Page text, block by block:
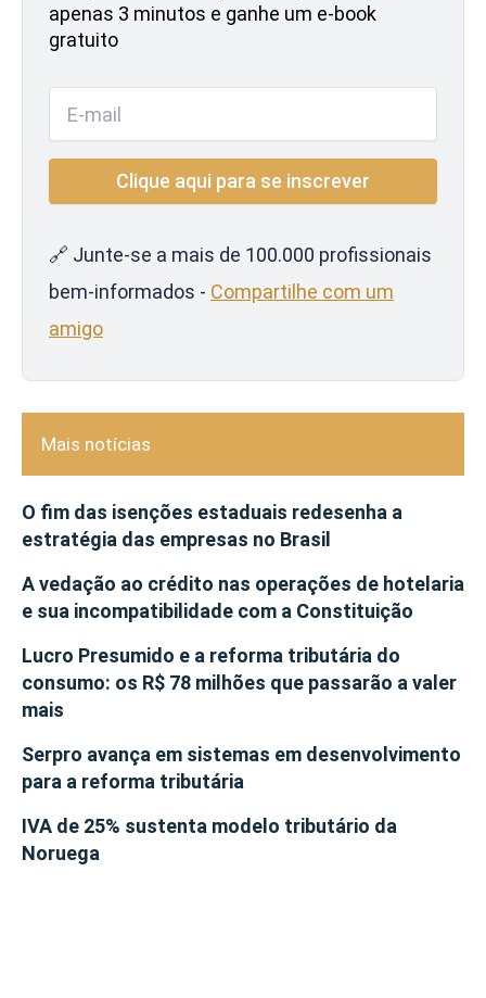
apenas 3 minutos e ganhe um e-book
gratuito
🔗 Junte-se a mais de 100.000 profissionais
bem-informados - Compartilhe com um
amigo
Mais notícias
O fim das isenções estaduais redesenha a
estratégia das empresas no Brasil
A vedação ao crédito nas operações de hotelaria
e sua incompatibilidade com a Constituição
Lucro Presumido e a reforma tributária do
consumo: os R$ 78 milhões que passarão a valer
mais
Serpro avança em sistemas em desenvolvimento
para a reforma tributária
IVA de 25% sustenta modelo tributário da
Noruega